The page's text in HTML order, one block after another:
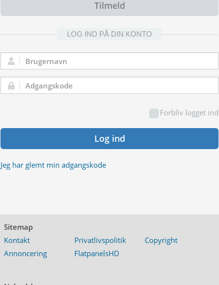
Tilmeld
LOG IND PÅ DIN KONTO
Brugernavn:
Adgangskode:
Forbliv logget ind
Log ind
Jeg har glemt min adgangskode
Sitemap
Kontakt
Privatlivspolitik
Copyright
Annoncering
FlatpanelsHD